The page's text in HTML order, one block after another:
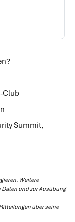
Club
Summit,
Weitere
und zur Ausübung
über seine